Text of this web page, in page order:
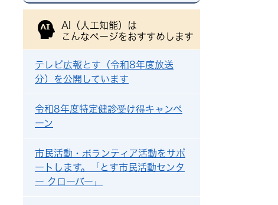
AI（人工知能）は
こんなページをおすすめします
テレビ広報とす（令和8年度放送
分）を公開しています
令和8年度特定健診受け得キャンペ
ーン
市民活動・ボランティア活動をサポ
ートします。「とす市民活動センタ
ー クローバー」